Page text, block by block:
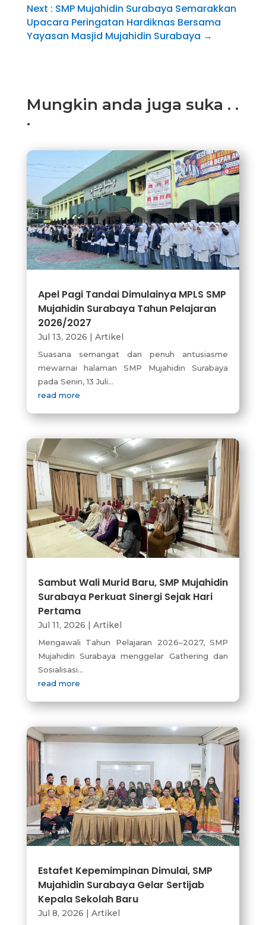
Next : SMP Mujahidin Surabaya Semarakkan
Upacara Peringatan Hardiknas Bersama
Yayasan Masjid Mujahidin Surabaya →
Mungkin anda juga suka . .
.
Apel Pagi Tandai Dimulainya MPLS SMP
Mujahidin Surabaya Tahun Pelajaran
2026/2027
Jul 13, 2026 Artikel
Suasana semangat dan penuh antusiasme
mewarnai halaman SMP Mujahidin Surabaya
pada Senin, 13 Juli...
read more
Sambut Wali Murid Baru, SMP Mujahidin
Surabaya Perkuat Sinergi Sejak Hari
Pertama
Jul 11, 2026 Artikel
Mengawali Tahun Pelajaran 2026–2027, SMP
Mujahidin Surabaya menggelar Gathering dan
Sosialisasi...
read more
Estafet Kepemimpinan Dimulai, SMP
Mujahidin Surabaya Gelar Sertijab
Kepala Sekolah Baru
Jul 8, 2026 Artikel